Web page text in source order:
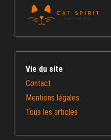
Vie du site
Contact
Mentions légales
Tous les articles